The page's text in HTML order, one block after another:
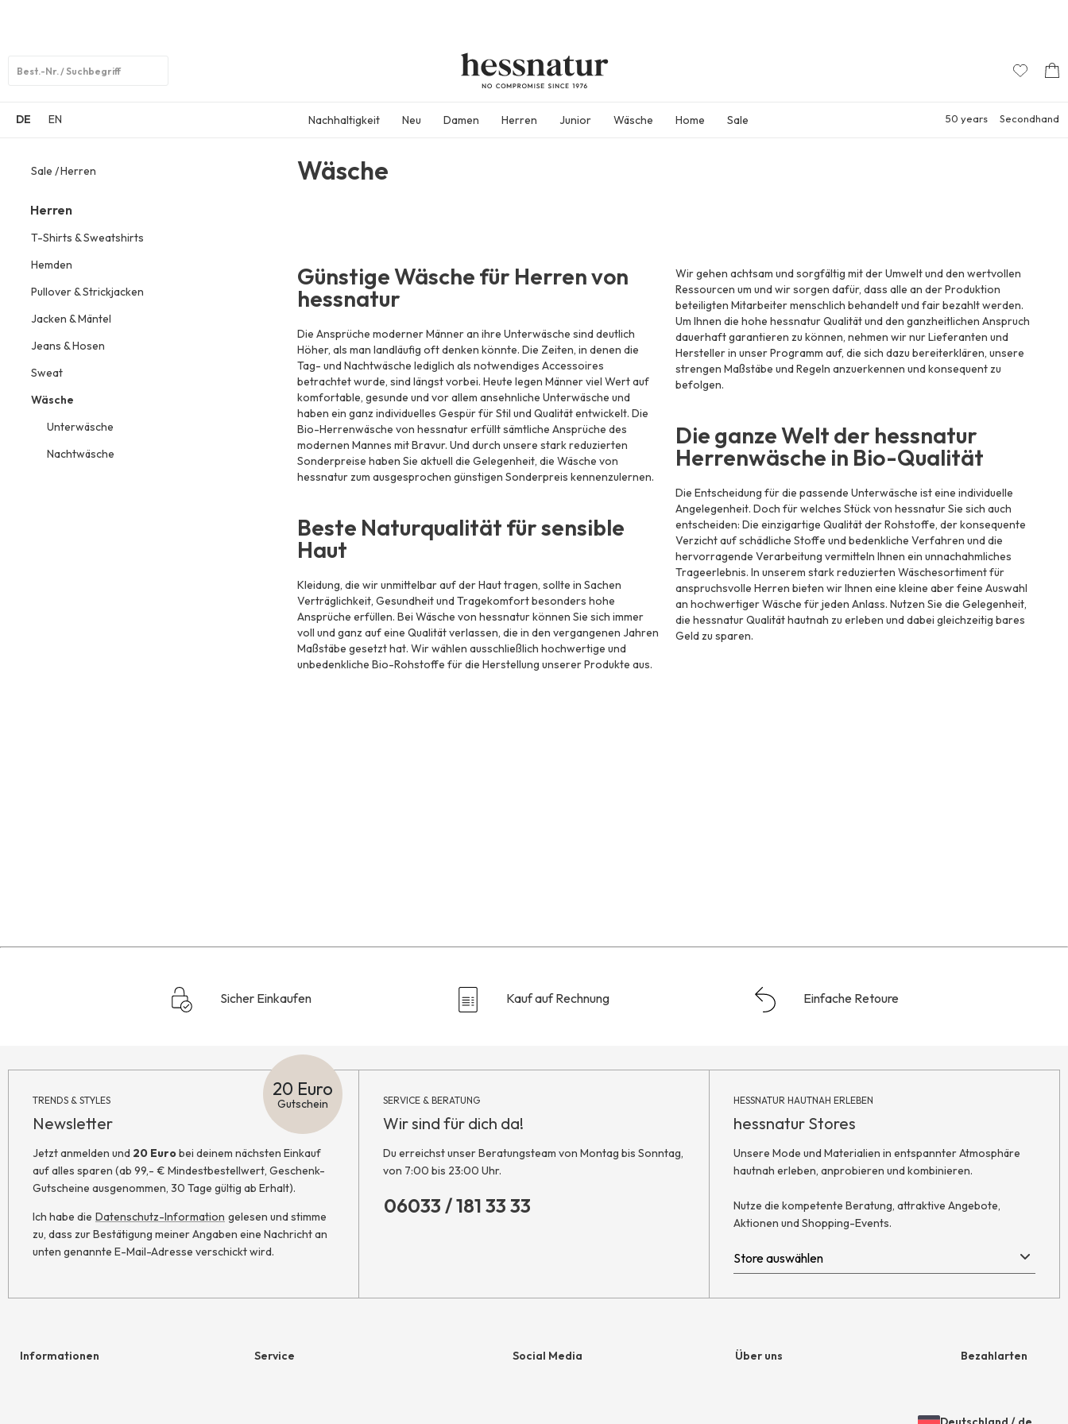
DE
EN Nachhaltigkeit Neu Damen Herren Junior Wäsche Home Sale 50 years Secondhand
Sale Herren
Herren
T-Shirts & Sweatshirts
Hemden
Pullover & Strickjacken
Jacken & Mäntel
Jeans & Hosen
Sweat
Wäsche
Unterwäsche
Nachtwäsche
Wäsche
Günstige Wäsche für Herren von
hessnatur
Die Ansprüche moderner Männer an ihre Unterwäsche sind deutlich
Höher, als man landläufig oft denken könnte. Die Zeiten, in denen die
Tag- und Nachtwäsche lediglich als notwendiges Accessoires
betrachtet wurde, sind längst vorbei. Heute legen Männer viel Wert auf
komfortable, gesunde und vor allem ansehnliche Unterwäsche und
haben ein ganz individuelles Gespür für Stil und Qualität entwickelt. Die
Bio-Herrenwäsche von hessnatur erfüllt sämtliche Ansprüche des
modernen Mannes mit Bravur. Und durch unsere stark reduzierten
Sonderpreise haben Sie aktuell die Gelegenheit, die Wäsche von
hessnatur zum ausgesprochen günstigen Sonderpreis kennenzulernen.
Beste Naturqualität für sensible
Haut
Kleidung, die wir unmittelbar auf der Haut tragen, sollte in Sachen
Verträglichkeit, Gesundheit und Tragekomfort besonders hohe
Ansprüche erfüllen. Bei Wäsche von hessnatur können Sie sich immer
voll und ganz auf eine Qualität verlassen, die in den vergangenen Jahren
Maßstäbe gesetzt hat. Wir wählen ausschließlich hochwertige und
unbedenkliche Bio-Rohstoffe für die Herstellung unserer Produkte aus.
Wir gehen achtsam und sorgfältig mit der Umwelt und den wertvollen
Ressourcen um und wir sorgen dafür, dass alle an der Produktion
beteiligten Mitarbeiter menschlich behandelt und fair bezahlt werden.
Um Ihnen die hohe hessnatur Qualität und den ganzheitlichen Anspruch
dauerhaft garantieren zu können, nehmen wir nur Lieferanten und
Hersteller in unser Programm auf, die sich dazu bereiterklären, unsere
strengen Maßstäbe und Regeln anzuerkennen und konsequent zu
befolgen.
Die ganze Welt der hessnatur
Herrenwäsche in Bio-Qualität
Die Entscheidung für die passende Unterwäsche ist eine individuelle
Angelegenheit. Doch für welches Stück von hessnatur Sie sich auch
entscheiden: Die einzigartige Qualität der Rohstoffe, der konsequente
Verzicht auf schädliche Stoffe und bedenkliche Verfahren und die
hervorragende Verarbeitung vermitteln Ihnen ein unnachahmliches
Trageerlebnis. In unserem stark reduzierten Wäschesortiment für
anspruchsvolle Herren bieten wir Ihnen eine kleine aber feine Auswahl
an hochwertiger Wäsche für jeden Anlass. Nutzen Sie die Gelegenheit,
die hessnatur Qualität hautnah zu erleben und dabei gleichzeitig bares
Geld zu sparen.
Sicher Einkaufen Kauf auf Rechnung Einfache Retoure
TRENDS & STYLES
Newsletter
20 Euro
Gutschein
Jetzt anmelden und 20 Eurobei deinem nächsten Einkauf
auf alles sparen (ab 99,- € Mindestbestellwert, Geschenk-
Gutscheine ausgenommen, 30 Tage gültig ab Erhalt).
Ich habe die Datenschutz-Information gelesen und stimme
zu, dass zur Bestätigung meiner Angaben eine Nachricht an
unten genannte E-Mail-Adresse verschickt wird.
SERVICE & BERATUNG
Wir sind für dich da!
Du erreichst unser Beratungsteam von Montag bis Sonntag,
von 7:00 bis 23:00 Uhr.
06033 / 181 33 33
HESSNATUR HAUTNAH ERLEBEN
hessnatur Stores
Unsere Mode und Materialien in entspannter Atmosphäre
hautnah erleben, anprobieren und kombinieren.
Nutze die kompetente Beratung, attraktive Angebote,
Aktionen und Shopping-Events.
Informationen Service Social Media Über uns Bezahlarten